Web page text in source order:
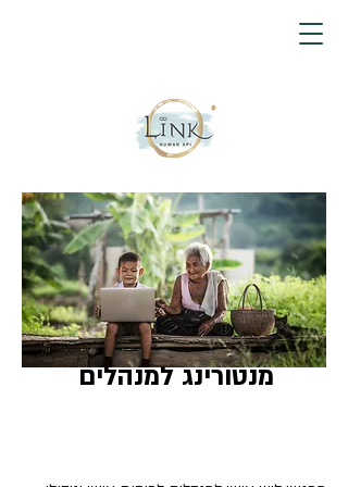
מנטורינג למנהלים